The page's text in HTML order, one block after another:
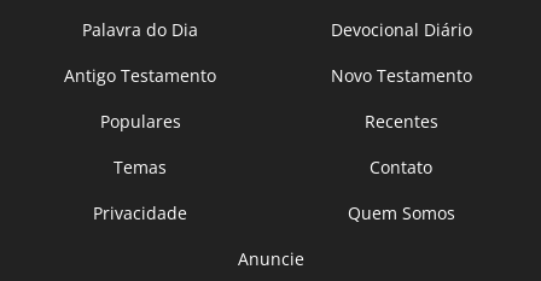
Palavra do Dia
Devocional Diário
Antigo Testamento
Novo Testamento
Populares
Recentes
Temas
Contato
Privacidade
Quem Somos
Anuncie